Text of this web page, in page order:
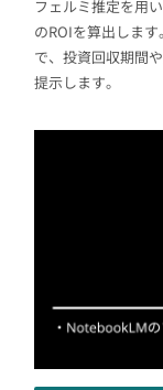
フェルミ推定を用
のROIを算出しま
で、投資回収期間
提示します。